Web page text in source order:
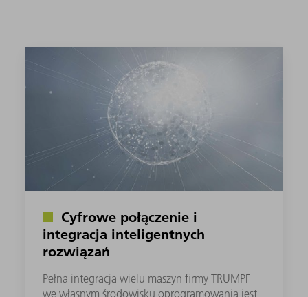
Cyfrowe połączenie i
integracja inteligentnych
rozwiązań
Pełna integracja wielu maszyn firmy TRUMPF
we własnym środowisku oprogramowania jest